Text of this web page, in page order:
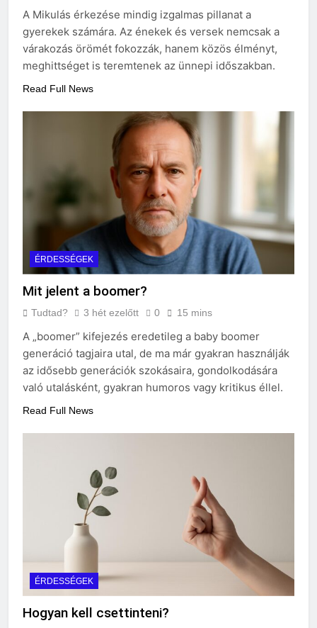
3 Nap Ezelőtt
A Mikulás érkezése mindig izgalmas pillanat a
gyerekek számára. Az énekek és versek nemcsak a
várakozás örömét fokozzák, hanem közös élményt,
meghittséget is teremtenek az ünnepi időszakban.
Read Full News
ÉRDESSÉGEK
Mit jelent a boomer?
Tudtad? 3 hét ezelőtt 0 15 mins
A „boomer” kifejezés eredetileg a baby boomer
generáció tagjaira utal, de ma már gyakran használják
az idősebb generációk szokásaira, gondolkodására
való utalásként, gyakran humoros vagy kritikus éllel.
Read Full News
ÉRDESSÉGEK
Hogyan kell csettinteni?